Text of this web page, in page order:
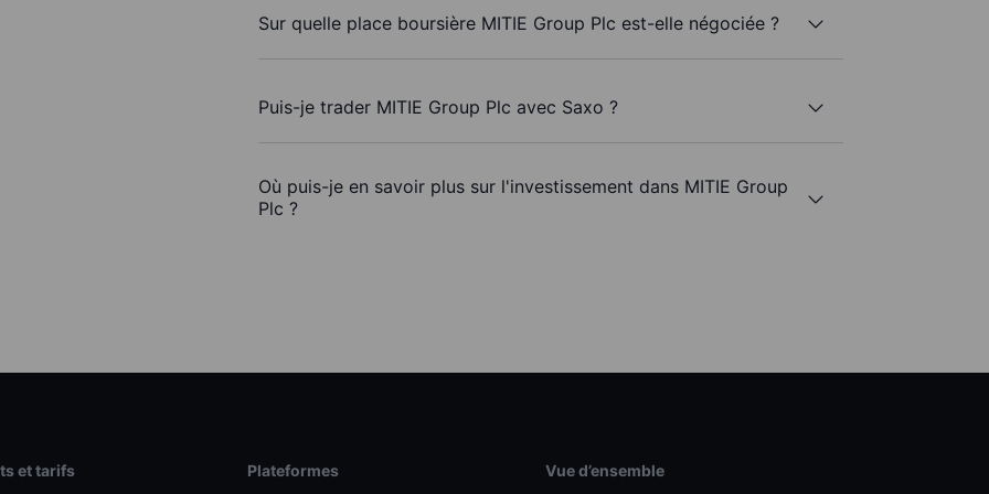
Sur quelle place boursière MITIE Group Plc est-elle négociée ?
Puis-je trader MITIE Group Plc avec Saxo ?
Où puis-je en savoir plus sur l'investissement dans MITIE Group
Plc ?
et tarifs Plateformes Vue d’ensemble